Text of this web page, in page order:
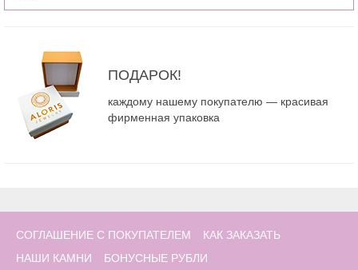
ПОДАРОК!
каждому нашему покупателю — красивая
фирменная упаковка
СОГЛАШЕНИЕ С ПОКУПАТЕЛЕМ
КАК ЗАКАЗАТЬ
НАШИ КАМНИ
БОНУСНЫЕ РУБЛИ